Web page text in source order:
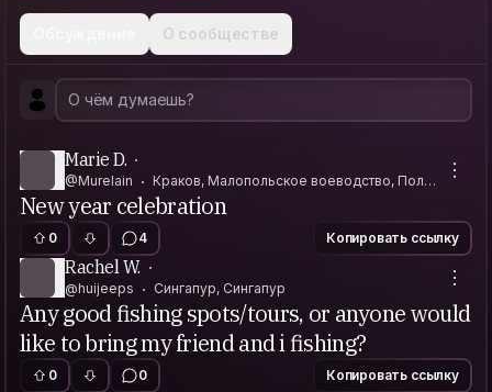
О сообществе
Marie D.
@Murelain
Краков, Малопольское воеводство, Поль
ша
New year celebration
0 4 Копировать ссылку
Rachel W.
@huijeeps Сингапур, Сингапур
Any good fishing spots/tours, or anyone would
like to bring my friend and i fishing?
0 0 Копировать ссылку